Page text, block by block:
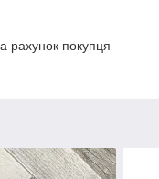
рахунок покупця